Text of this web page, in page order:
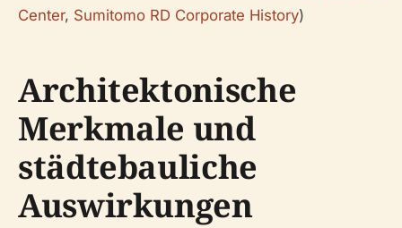
Center, Sumitomo RD Corporate History)
Architektonische
Merkmale und
städtebauliche
Auswirkungen